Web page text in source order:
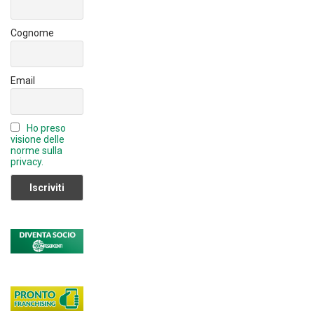
C
n
el
Cognome
Email
Ho preso
visione delle
norme sulla
privacy.